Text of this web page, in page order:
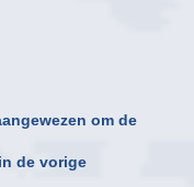
om de
de vorige